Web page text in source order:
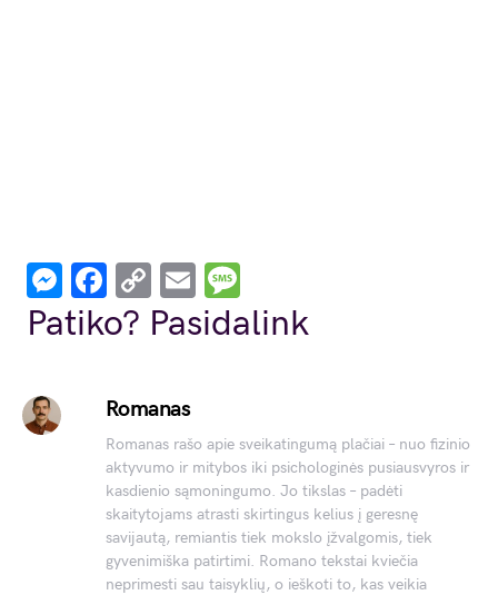
Messenger
Facebook
Copy
Link
Email
Patiko? Pasidalink
Romanas
Romanas rašo apie sveikatingumą plačiai – nuo fizinio
aktyvumo ir mitybos iki psichologinės pusiausvyros ir
kasdienio sąmoningumo. Jo tikslas – padėti
skaitytojams atrasti skirtingus kelius į geresnę
savijautą, remiantis tiek mokslo įžvalgomis, tiek
gyvenimiška patirtimi. Romano tekstai kviečia
neprimesti sau taisyklių, o ieškoti to, kas veikia